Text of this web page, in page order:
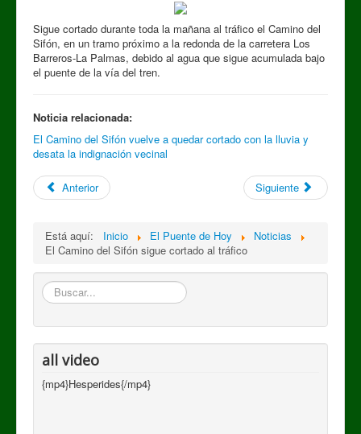
Sigue cortado durante toda la mañana al tráfico el Camino del
Sifón, en un tramo próximo a la redonda de la carretera Los
Barreros-La Palmas, debido al agua que sigue acumulada bajo
el puente de la vía del tren.
Noticia relacionada:
El Camino del Sifón vuelve a quedar cortado con la lluvia y
desata la indignación vecinal
Anterior Siguiente
Está aquí: Inicio El Puente de Hoy
Noticias
El Camino del Sifón sigue cortado al tráfico
Buscar
all video
{mp4}Hesperides{/mp4}